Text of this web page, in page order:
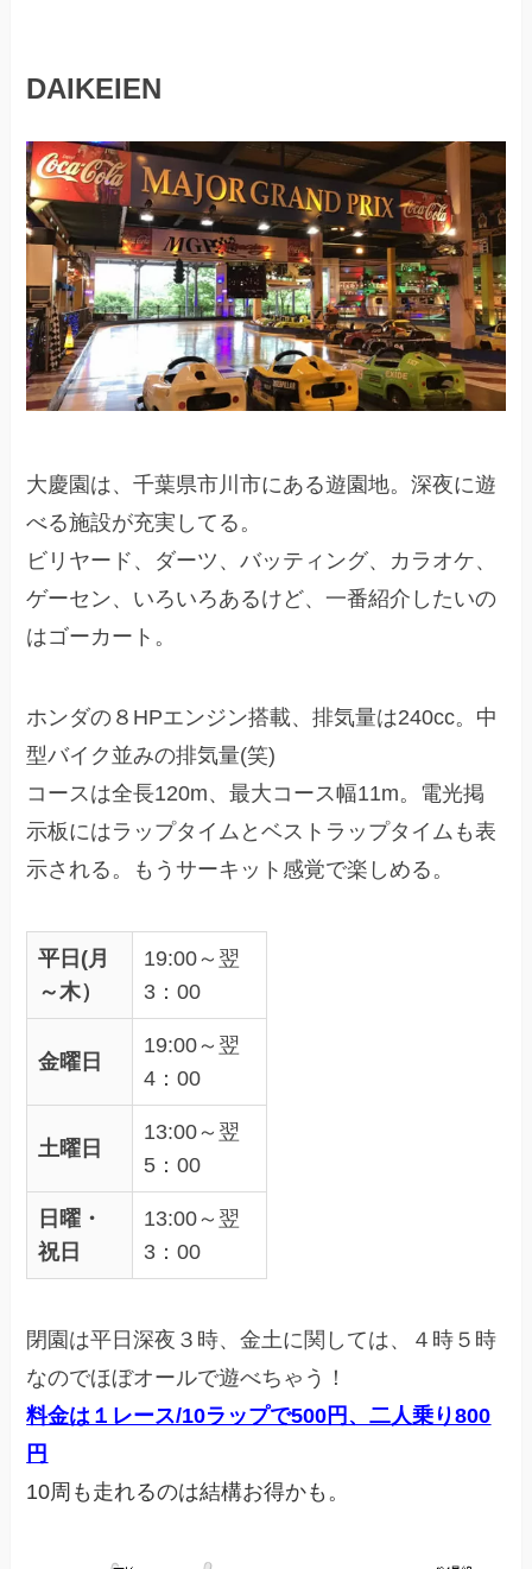
DAIKEIEN
大慶園は、千葉県市川市にある遊園地。深夜に遊
べる施設が充実してる。
ビリヤード、ダーツ、バッティング、カラオケ、
ゲーセン、いろいろあるけど、一番紹介したいの
はゴーカート。
ホンダの８HPエンジン搭載、排気量は240cc。中
型バイク並みの排気量(笑)
コースは全長120m、最大コース幅11m。電光掲
示板にはラップタイムとベストラップタイムも表
示される。もうサーキット感覚で楽しめる。
平日(月
～木）
19:00～翌
3：00
金曜日
19:00～翌
4：00
土曜日
13:00～翌
5：00
日曜・
祝日
13:00～翌
3：00
閉園は平日深夜３時、金土に関しては、４時５時
なのでほぼオールで遊べちゃう！
料金は１レース/10ラップで500円、二人乗り800
円
10周も走れるのは結構お得かも。